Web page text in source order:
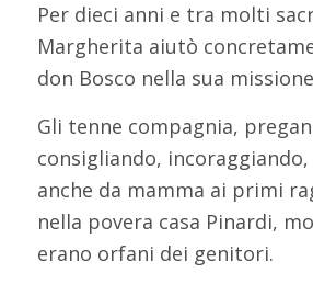
Per dieci anni e tra molti
Margherita aiutò
don Bosco nella sua
Gli tenne compagnia,
consigliando, incoraggiando,
anche da mamma ai primi
nella povera casa Pinardi,
erano orfani dei genitori.